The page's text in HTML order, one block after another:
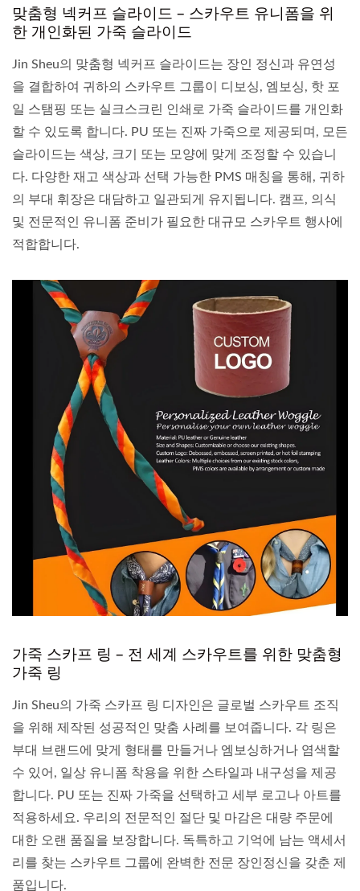
맞춤형 넥커프 슬라이드 – 스카우트 유니폼을 위
한 개인화된 가죽 슬라이드
Jin Sheu의 맞춤형 넥커프 슬라이드는 장인 정신과 유연성
을 결합하여 귀하의 스카우트 그룹이 디보싱, 엠보싱, 핫 포
일 스탬핑 또는 실크스크린 인쇄로 가죽 슬라이드를 개인화
할 수 있도록 합니다. PU 또는 진짜 가죽으로 제공되며, 모든
슬라이드는 색상, 크기 또는 모양에 맞게 조정할 수 있습니
다. 다양한 재고 색상과 선택 가능한 PMS 매칭을 통해, 귀하
의 부대 휘장은 대담하고 일관되게 유지됩니다. 캠프, 의식
및 전문적인 유니폼 준비가 필요한 대규모 스카우트 행사에
적합합니다.
가죽 스카프 링 – 전 세계 스카우트를 위한 맞춤형
가죽 링
Jin Sheu의 가죽 스카프 링 디자인은 글로벌 스카우트 조직
을 위해 제작된 성공적인 맞춤 사례를 보여줍니다. 각 링은
부대 브랜드에 맞게 형태를 만들거나 엠보싱하거나 염색할
수 있어, 일상 유니폼 착용을 위한 스타일과 내구성을 제공
합니다. PU 또는 진짜 가죽을 선택하고 세부 로고나 아트를
적용하세요. 우리의 전문적인 절단 및 마감은 대량 주문에
대한 오랜 품질을 보장합니다. 독특하고 기억에 남는 액세서
리를 찾는 스카우트 그룹에 완벽한 전문 장인정신을 갖춘 제
품입니다.